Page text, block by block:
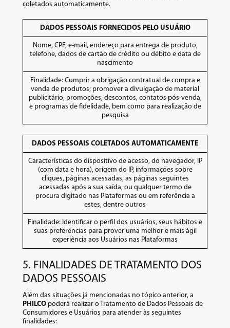
coletados automaticamente.
DADOS PESSOAIS FORNECIDOS PELO USUÁRIO
Nome, CPF, e-mail, endereço para entrega de produto,
telefone, dados de cartão de crédito ou débito e data de
nascimento
Finalidade: Cumprir a obrigação contratual de compra e
venda de produtos; promover a divulgação de material
publicitário, promoções, descontos, contatos pós-venda,
e programas de fidelidade, bem como para realização de
pesquisa
DADOS PESSOAIS COLETADOS AUTOMATICAMENTE
Características do dispositivo de acesso, do navegador, IP
(com data e hora), origem do IP, informações sobre
cliques, páginas acessadas, as páginas seguintes
acessadas após a sua saída, ou qualquer termo de
procura digitado nas Plataformas ou em referência a
estes, dentre outros
Finalidade: Identificar o perfil dos usuários, seus hábitos e
suas preferências para prover uma melhor e mais ágil
experiência aos Usuários nas Plataformas
5. FINALIDADES DE TRATAMENTO DOS
DADOS PESSOAIS
Além das situações já mencionadas no tópico anterior, a
PHILCO poderá realizar o Tratamento de Dados Pessoais de
Consumidores e Usuários para atender às seguintes
finalidades: